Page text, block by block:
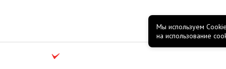
Мы используем
на использование